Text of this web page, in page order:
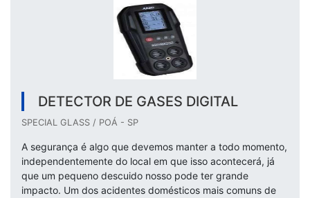
DETECTOR DE GASES DIGITAL
SPECIAL GLASS / POÁ - SP
A segurança é algo que devemos manter a todo momento,
independentemente do local em que isso acontecerá, já
que um pequeno descuido nosso pode ter grande
impacto. Um dos acidentes domésticos mais comuns de